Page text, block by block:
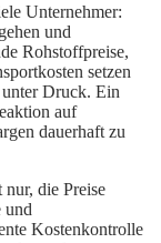
Unternehmer:
und
Rohstoffpreise,
setzen
Druck. Ein
auf
dauerhaft zu
die Preise
und
Kostenkontrolle